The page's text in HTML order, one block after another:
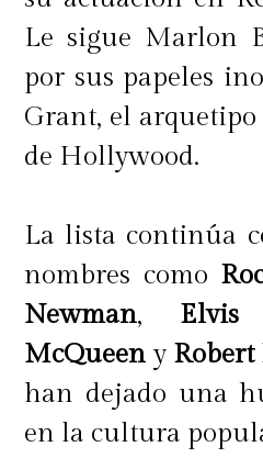
Le sigue Marlon
por sus papeles
Grant, el
de Hollywood.
La lista continúa
nombres como
Newman, Elvis
McQueen yRobert
han dejado una
en la cultura